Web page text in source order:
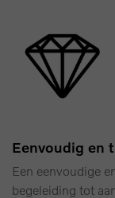
Eenvoudig en
Een eenvoudige
begeleiding tot